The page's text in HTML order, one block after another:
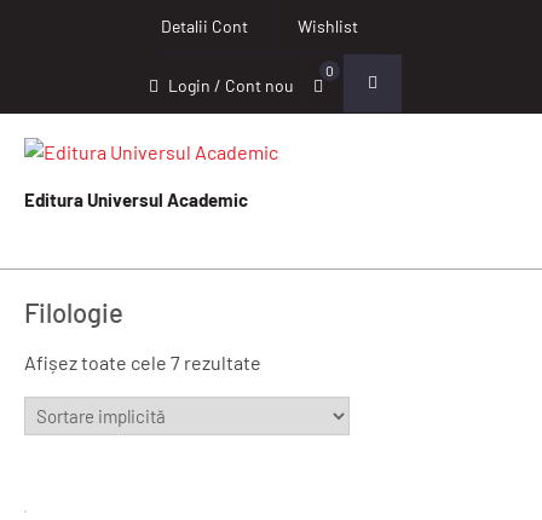
Detalii Cont Wishlist
Login / Cont nou
0
Editura Universul Academic
Filologie
Afișez toate cele 7 rezultate